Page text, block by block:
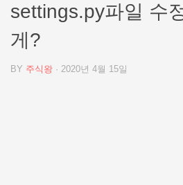
settings.py파일 수
게?
BY 주식왕 · 2020년 4월 15일